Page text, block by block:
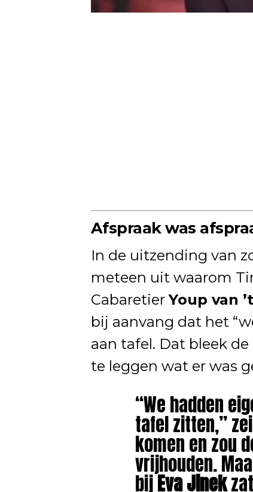
Afspraak was
In de uitzending van
meteen uit waarom
CabaretierYoup van
bij aanvang dat het
aan tafel. Dat bleek
te leggen wat er was
“We hadden
tafel zitten,”
komen en zou
vrijhouden.
bijEva Jinek